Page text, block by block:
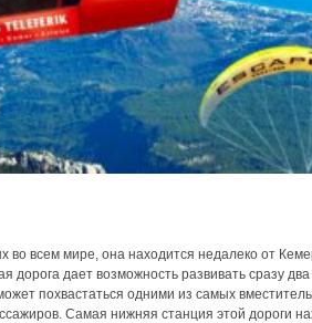
всем мире, она находится недалеко от
дает возможность развивать сразу
похвастаться одними из самых
Самая нижняя станция этой дороги